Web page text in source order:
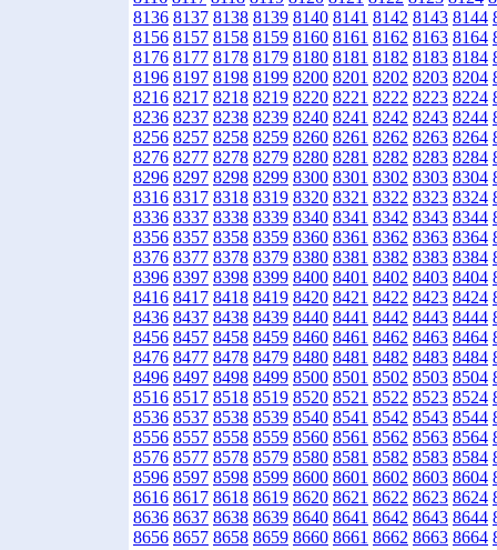
8136 8137 8138 8139 8140 8141 8142 8143 8144
8156 8157 8158 8159 8160 8161 8162 8163 8164
8176 8177 8178 8179 8180 8181 8182 8183 8184
8196 8197 8198 8199 8200 8201 8202 8203 8204
8216 8217 8218 8219 8220 8221 8222 8223 8224
8236 8237 8238 8239 8240 8241 8242 8243 8244
8256 8257 8258 8259 8260 8261 8262 8263 8264
8276 8277 8278 8279 8280 8281 8282 8283 8284
8296 8297 8298 8299 8300 8301 8302 8303 8304
8316 8317 8318 8319 8320 8321 8322 8323 8324
8336 8337 8338 8339 8340 8341 8342 8343 8344
8356 8357 8358 8359 8360 8361 8362 8363 8364
8376 8377 8378 8379 8380 8381 8382 8383 8384
8396 8397 8398 8399 8400 8401 8402 8403 8404
8416 8417 8418 8419 8420 8421 8422 8423 8424
8436 8437 8438 8439 8440 8441 8442 8443 8444
8456 8457 8458 8459 8460 8461 8462 8463 8464
8476 8477 8478 8479 8480 8481 8482 8483 8484
8496 8497 8498 8499 8500 8501 8502 8503 8504
8516 8517 8518 8519 8520 8521 8522 8523 8524
8536 8537 8538 8539 8540 8541 8542 8543 8544
8556 8557 8558 8559 8560 8561 8562 8563 8564
8576 8577 8578 8579 8580 8581 8582 8583 8584
8596 8597 8598 8599 8600 8601 8602 8603 8604
8616 8617 8618 8619 8620 8621 8622 8623 8624
8636 8637 8638 8639 8640 8641 8642 8643 8644
8656 8657 8658 8659 8660 8661 8662 8663 8664